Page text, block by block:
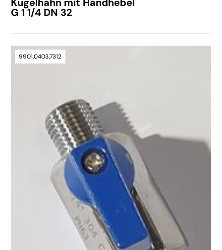
G 1 1/4 DN 32
9901.0403.7312